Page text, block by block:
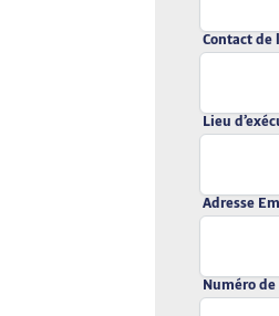
Contact de
Lieu
Adresse
Numéro